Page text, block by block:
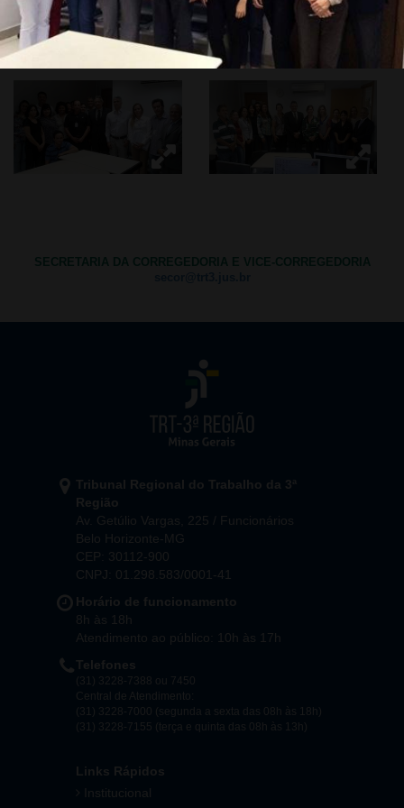
SECRETARIA DA CORREGEDORIA E VICE-CORREGEDORIA
Tribunal Regional do Trabalho da 3ª
Região
Av. Getúlio Vargas, 225 / Funcionários
Belo Horizonte-MG
CEP: 30112-900
CNPJ: 01.298.583/0001-41
Horário de funcionamento
8h às 18h
Atendimento ao público: 10h às 17h
Telefones
(31) 3228-7388 ou 7450
Central de Atendimento:
(31) 3228-7000 (segunda a sexta das 08h às 18h)
(31) 3228-7155 (terça e quinta das 08h às 13h)
Links Rápidos
Institucional